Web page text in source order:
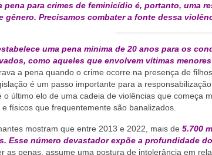
pena para crimes de feminicídio é, portanto, uma
gênero. Precisamos combater a fonte dessa
uma pena mínima de 20 anos para os
como aqueles que envolvem vítimas
a pena quando o crime ocorre na presença de
é um passo importante para a
o último elo de uma cadeia de violências que começa
e físicos que frequentemente são banalizados.
mostram que entre 2013 e 2022, mais de 5.700
Esse número devastador expõe a profundidade
as penas, assume uma postura de intolerância em